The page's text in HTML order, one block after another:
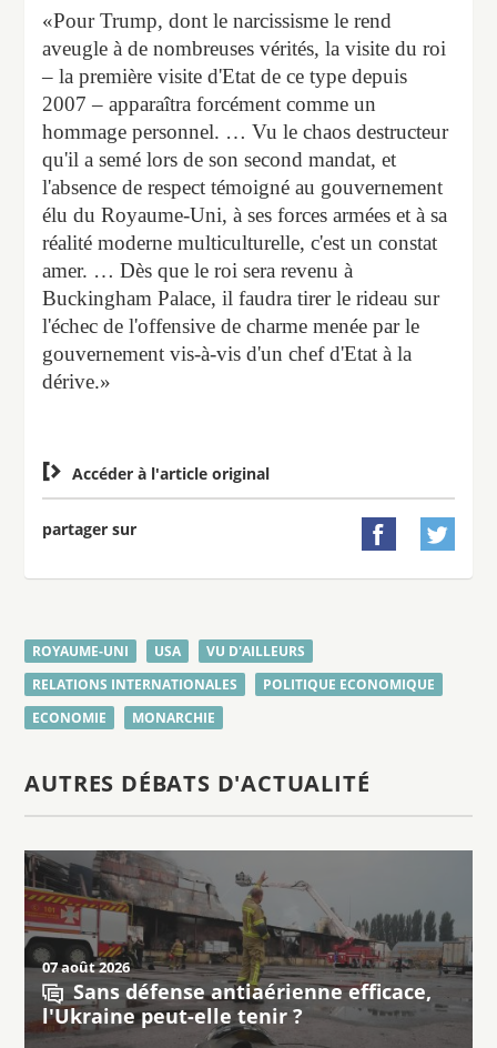
«Pour Trump, dont le narcissisme le rend
aveugle à de nombreuses vérités, la visite du roi
– la première visite d'Etat de ce type depuis
2007 – apparaîtra forcément comme un
hommage personnel. … Vu le chaos destructeur
qu'il a semé lors de son second mandat, et
l'absence de respect témoigné au gouvernement
élu du Royaume-Uni, à ses forces armées et à sa
réalité moderne multiculturelle, c'est un constat
amer. … Dès que le roi sera revenu à
Buckingham Palace, il faudra tirer le rideau sur
l'échec de l'offensive de charme menée par le
gouvernement vis-à-vis d'un chef d'Etat à la
dérive.»
 Accéder à l'article original
partager sur  
ROYAUME-UNI USA
VU D'AILLEURS
RELATIONS INTERNATIONALES
POLITIQUE ECONOMIQUE
ECONOMIE
MONARCHIE
AUTRES DÉBATS D'ACTUALITÉ
07 août 2026
Sans défense antiaérienne efficace,
l'Ukraine peut-elle tenir ?